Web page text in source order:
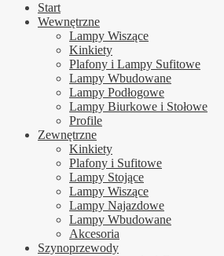
Start
Wewnętrzne
Lampy Wiszące
Kinkiety
Plafony i Lampy Sufitowe
Lampy Wbudowane
Lampy Podłogowe
Lampy Biurkowe i Stołowe
Profile
Zewnętrzne
Kinkiety
Plafony i Sufitowe
Lampy Stojące
Lampy Wiszące
Lampy Najazdowe
Lampy Wbudowane
Akcesoria
Szynoprzewody